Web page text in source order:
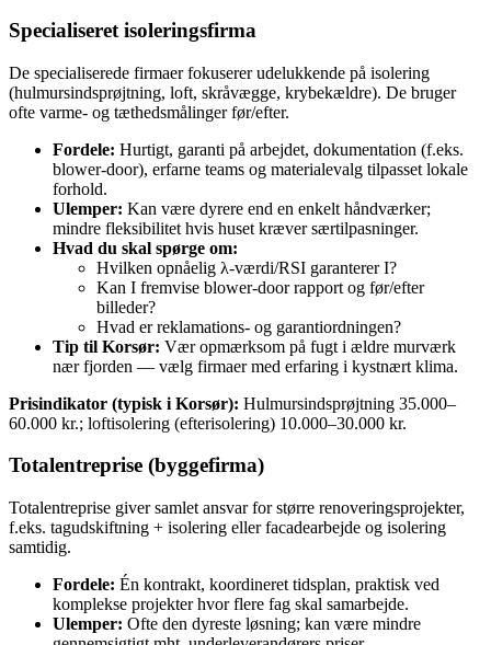
Specialiseret isoleringsfirma
De specialiserede firmaer fokuserer udelukkende på isolering
(hulmursindsprøjtning, loft, skråvægge, krybekældre). De bruger
ofte varme- og tæthedsmålinger før/efter.
Fordele: Hurtigt, garanti på arbejdet, dokumentation (f.eks.
blower‑door), erfarne teams og materialevalg tilpasset lokale
forhold.
Ulemper: Kan være dyrere end en enkelt håndværker;
mindre fleksibilitet hvis huset kræver særtilpasninger.
Hvad du skal spørge om:
Hvilken opnåelig λ‑værdi/RSI garanterer I?
Kan I fremvise blower‑door rapport og før/efter
billeder?
Hvad er reklamations‑ og garantiordningen?
Tip til Korsør: Vær opmærksom på fugt i ældre murværk
nær fjorden — vælg firmaer med erfaring i kystnært klima.
Prisindikator (typisk i Korsør): Hulmursindsprøjtning 35.000–
60.000 kr.; loftisolering (efterisolering) 10.000–30.000 kr.
Totalentreprise (byggefirma)
Totalentreprise giver samlet ansvar for større renoveringsprojekter,
f.eks. tagudskiftning + isolering eller facadearbejde og isolering
samtidig.
Fordele: Én kontrakt, koordineret tidsplan, praktisk ved
komplekse projekter hvor flere fag skal samarbejde.
Ulemper: Ofte den dyreste løsning; kan være mindre